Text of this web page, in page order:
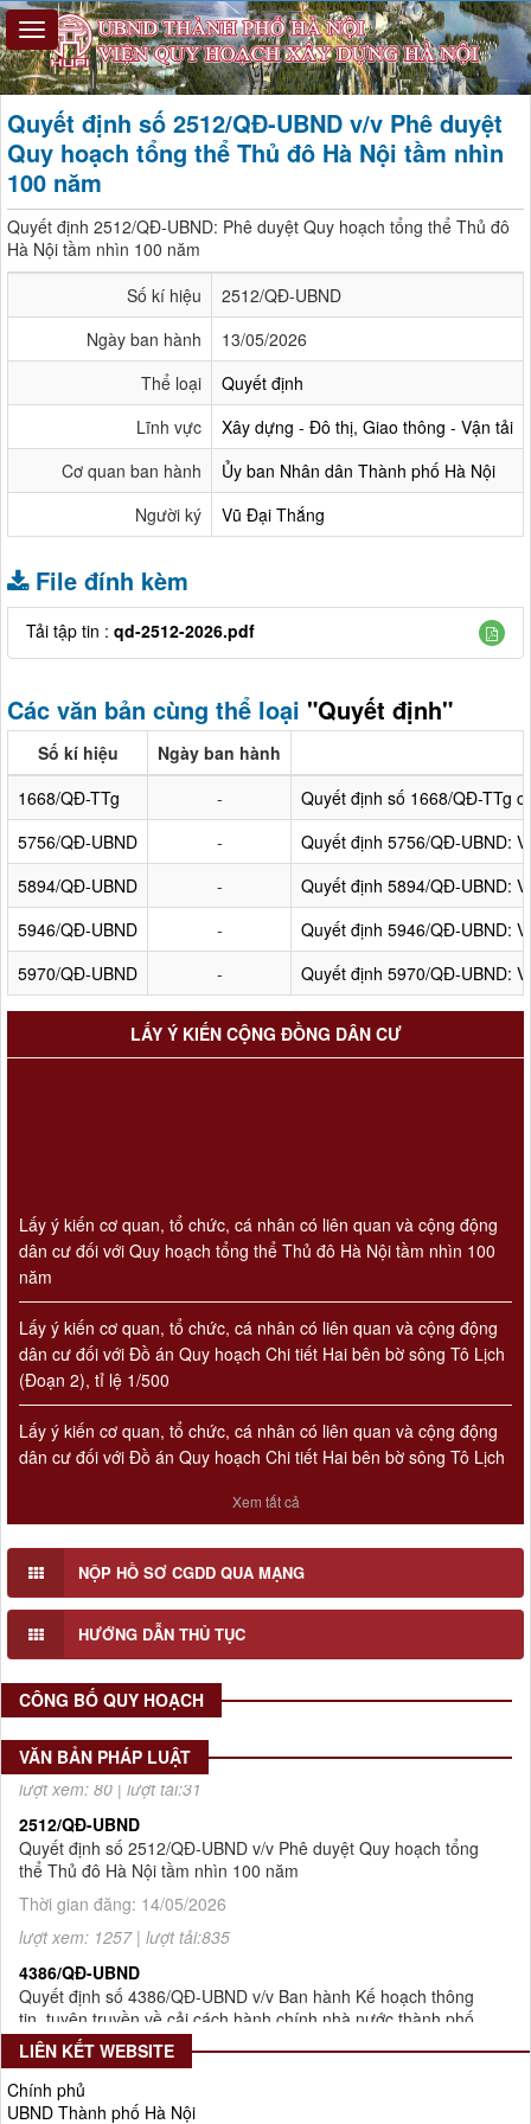
Quyết định số 2512/QĐ-UBND v/v Phê duyệt
Quy hoạch tổng thể Thủ đô Hà Nội tầm nhìn
100 năm
Quyết định 2512/QĐ-UBND: Phê duyệt Quy hoạch tổng thể Thủ đô
Hà Nội tầm nhìn 100 năm
Số kí hiệu
2512/QĐ-UBND
Ngày ban hành
13/05/2026
Thể loại
Quyết định
Lĩnh vực
Xây dựng - Đô thị, Giao thông - Vận tải
Cơ quan ban hành
Ủy ban Nhân dân Thành phố Hà Nội
Người ký
Vũ Đại Thắng
File đính kèm
Tải tập tin : qd-2512-2026.pdf
Các văn bản cùng thể loại "Quyết định"
Số kí hiệu
Ngày ban hành
1668/QĐ-TTg
-
Quyết định số 1668/QĐ-TTg
5756/QĐ-UBND
-
Quyết định 5756/QĐ-UBND:
5894/QĐ-UBND
-
Quyết định 5894/QĐ-UBND:
5946/QĐ-UBND
-
Quyết định 5946/QĐ-UBND:
5970/QĐ-UBND
- Quyết định 5970/QĐ-UBND:
LẤY Ý KIẾN CỘNG ĐỒNG DÂN CƯ
Lấy ý kiến cơ quan, tổ chức, cá nhân có liên quan và cộng động
dân cư đối với Quy hoạch tổng thể Thủ đô Hà Nội tầm nhìn 100
năm
Lấy ý kiến cơ quan, tổ chức, cá nhân có liên quan và cộng động
dân cư đối với Đồ án Quy hoạch Chi tiết Hai bên bờ sông Tô Lịch
(Đoạn 2), tỉ lệ 1/500
Lấy ý kiến cơ quan, tổ chức, cá nhân có liên quan và cộng động
dân cư đối với Đồ án Quy hoạch Chi tiết Hai bên bờ sông Tô Lịch
Lấy ý kiến cơ quan, tổ chức, cá nhân có liên quan và cộng động
dân cư đối với Đồ án Quy hoạch Chi tiết Hai bên bờ sông Tô Lịch
(Đoạn 1), tỉ lệ 1/500
Xem tất cả
NỘP HỒ SƠ CGDD QUA MẠNG
HƯỚNG DẪN THỦ TỤC
CÔNG BỐ QUY HOẠCH
VĂN BẢN PHÁP LUẬT
Số 908/KH-VQH
Kế hoạch Thông tin, tuyên truyền về cải cách hành chính nhà
nước của Viện Quy hoạch xây dựng Hà Nội giai đoạn 2026 -
2030
Thời gian đăng: 16/07/2026
lượt xem: 80 | lượt tải:31
Quyết định số 2512/QĐ-UBND v/v Phê duyệt Quy hoạch tổng
thể Thủ đô Hà Nội tầm nhìn 100 năm
Thời gian đăng: 14/05/2026
lượt xem: 1257 | lượt tải:835
Quyết định số 4386/QĐ-UBND v/v Ban hành Kế hoạch thông
tin, tuyên truyền về cải cách hành chính nhà nước thành phố
Hà Nội năm 2025
Thời gian đăng: 25/08/2025
lượt xem: 570 | lượt tải:267
LIÊN KẾT WEBSITE
Chính phủ
UBND Thành phố Hà Nội